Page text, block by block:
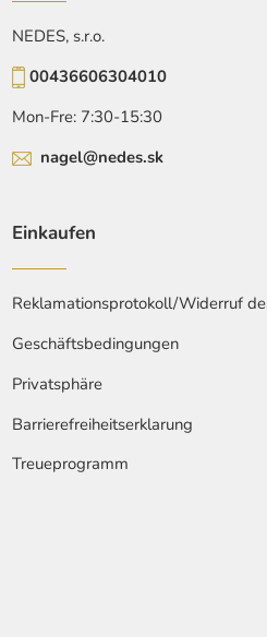
NEDES, s.r.o.
00436606304010
Mon-Fre: 7:30-15:30
nagel@nedes.sk
Einkaufen
Reklamationsprotokoll/Widerruf
Geschäftsbedingungen
Privatsphäre
Barrierefreiheitserklarung
Treueprogramm